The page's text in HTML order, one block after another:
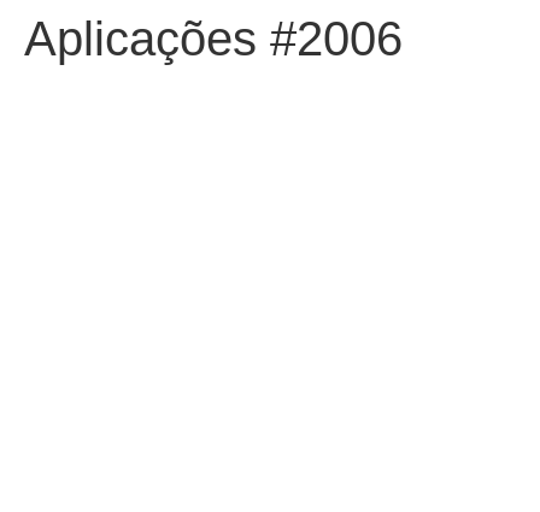
Aplicações #2006